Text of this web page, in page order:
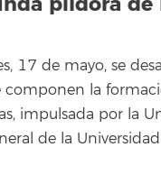
17 de mayo, se
componen la
impulsada por la
de la